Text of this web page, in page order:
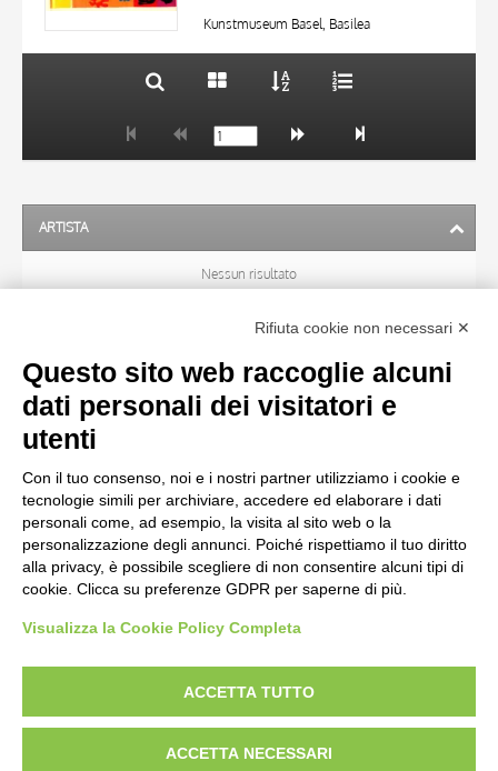
Kunstmuseum Basel, Basilea
ARTISTA
Nessun risultato
OGGETTO
LOCALIZZAZIONE
CRONOLOGIA
diritto d’autore, legge 22 aprile 1941 n. 633. I diritti degli autori, degli artisti e
dei fotografi che hanno realizzato le opere e le immagini, degli enti e delle
istituzioni che ne sono proprietari, sono riservati. Si vieta quindi la
Rifiuta cookie non necessari ✕
Questo sito web raccoglie alcuni
dati personali dei visitatori e
utenti
Con il tuo consenso, noi e i nostri partner utilizziamo i cookie e
tecnologie simili per archiviare, accedere ed elaborare i dati
personali come, ad esempio, la visita al sito web o la
personalizzazione degli annunci. Poiché rispettiamo il tuo diritto
alla privacy, è possibile scegliere di non consentire alcuni tipi di
cookie. Clicca su preferenze GDPR per saperne di più.
Visualizza la Cookie Policy Completa
ACCETTA TUTTO
ACCETTA NECESSARI